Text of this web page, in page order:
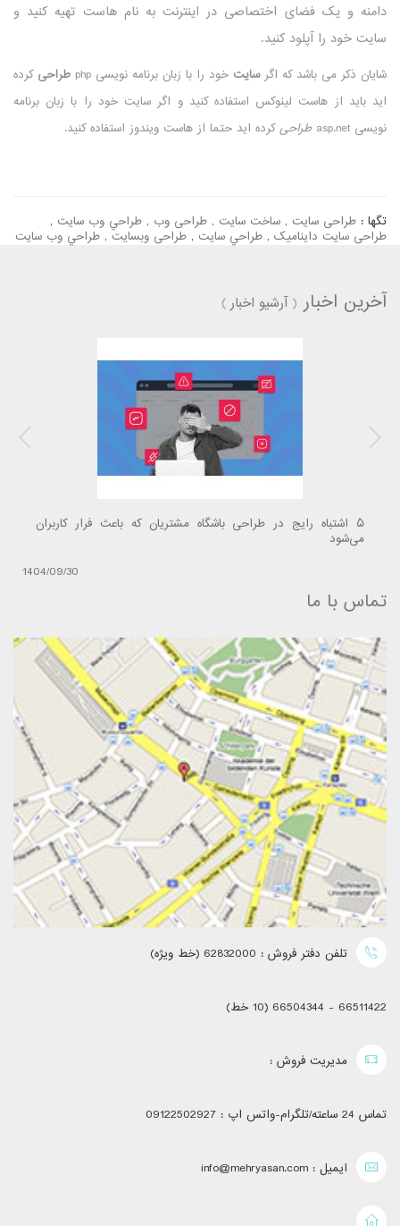
دامنه و یک فضای اختصاصی در اینترنت به نام هاست تهیه کنید و
سایت خود را آپلود کنید.
شایان ذکر می باشد که اگرسایت خود را با زبان برنامه نویسی php طراحی کرده
اید باید از هاست لینوکس استفاده کنید و اگر سایت خود را با زبان برنامه
نویسی asp.net
طراحیکرده اید حتما از هاست ویندوز استفاده کنید.
تگها : طراحی سایت , ساخت سایت , طراحی وب , طراحي وب سايت ,
طراحی سایت داینامیک , طراحي سایت , طراحی وبسایت , طراحي وب سایت
آخرین اخبار (آرشیو اخبار)
۵ اشتباه رایج در طراحی باشگاه مشتریان که باعث فرار کاربران
می‌شود
1404/09/30
تماس با ما
تلفن دفتر فروش : 62832000 (خط ویژه)
66511422 - 66504344 (10 خط)
مدیریت فروش :
تماس 24 ساعته/تلگرام-واتس اپ : 09122502927
ایمیل : info@mehryasan.com